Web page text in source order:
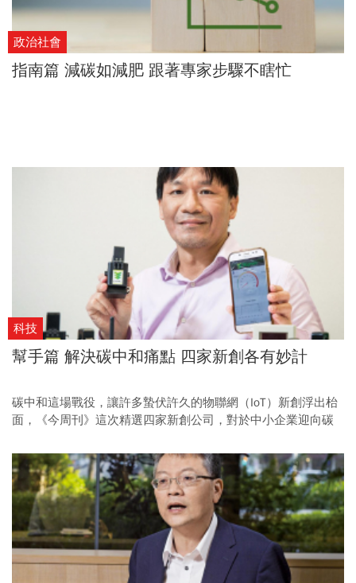
政治社會
指南篇 減碳如減肥 跟著專家步驟不瞎忙
科技
幫手篇 解決碳中和痛點 四家新創各有妙計
碳中和這場戰役，讓許多蟄伏許久的物聯網（IoT）新創浮出枱
面，《今周刊》這次精選四家新創公司，對於中小企業迎向碳
它們各有解方。